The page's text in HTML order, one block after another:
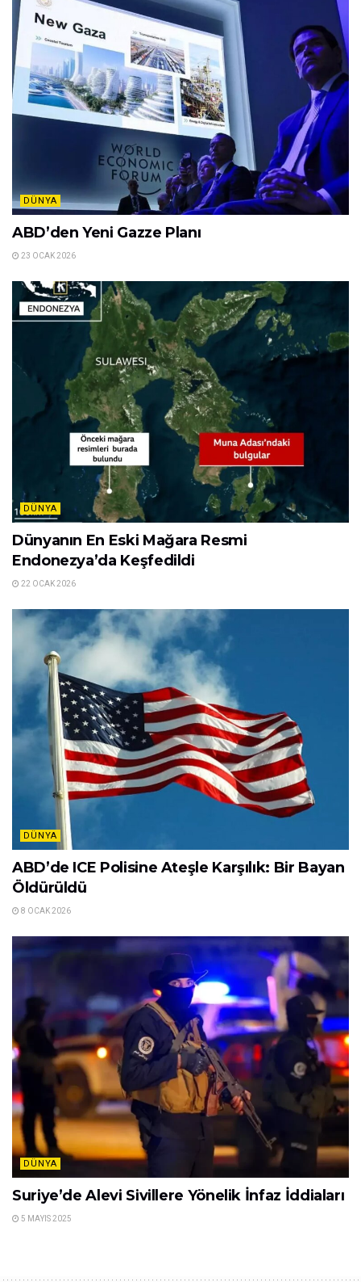
DÜNYA
ABD’den Yeni Gazze Planı
23 OCAK 2026
DÜNYA
Dünyanın En Eski Mağara Resmi
Endonezya’da Keşfedildi
22 OCAK 2026
DÜNYA
ABD’de ICE Polisine Ateşle Karşılık: Bir Bayan
Öldürüldü
8 OCAK 2026
DÜNYA
Suriye’de Alevi Sivillere Yönelik İnfaz İddiaları
5 MAYIS 2025